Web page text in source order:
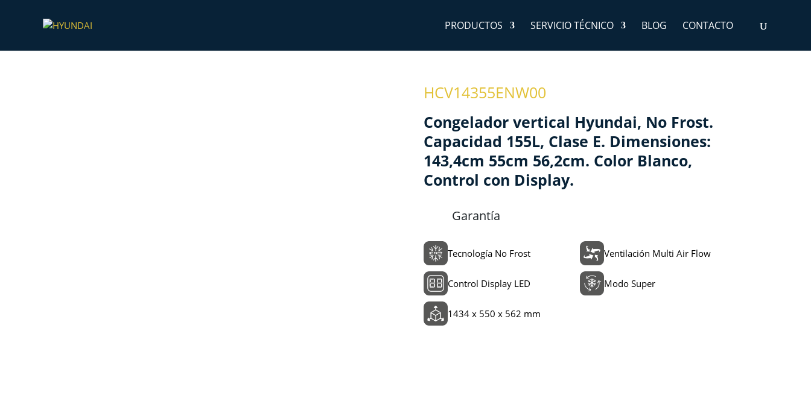
PRODUCTOS SERVICIO TÉCNICO BLOG CONTACTO
HCV14355ENW00
Congelador vertical Hyundai, No Frost.
Capacidad 155L, Clase E. Dimensiones:
143,4cm 55cm 56,2cm. Color Blanco,
Control con Display.
Garantía
Tecnología No Frost Ventilación Multi Air Flow
Control Display LED Modo Super
1434 x 550 x 562 mm